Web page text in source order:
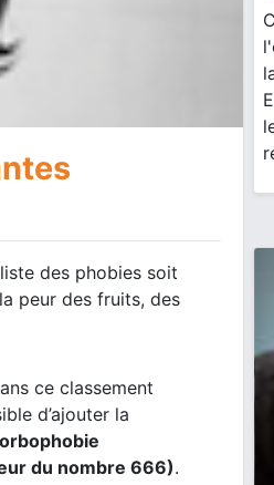
des phobies soit
peur des fruits, des
ce classement
d’ajouter la
du nombre 666).